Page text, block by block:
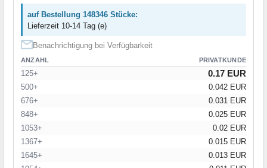
auf Bestellung 148346 Stücke:
Lieferzeit 10-14 Tag (e)
Benachrichtigung bei Verfügbarkeit
ANZAHL PRIVATKUNDE
125+ 0.17 EUR
500+
0.042 EUR
676+
0.031 EUR
848+
0.025 EUR
1053+
0.02 EUR
1367+
0.015 EUR
1645+
0.013 EUR